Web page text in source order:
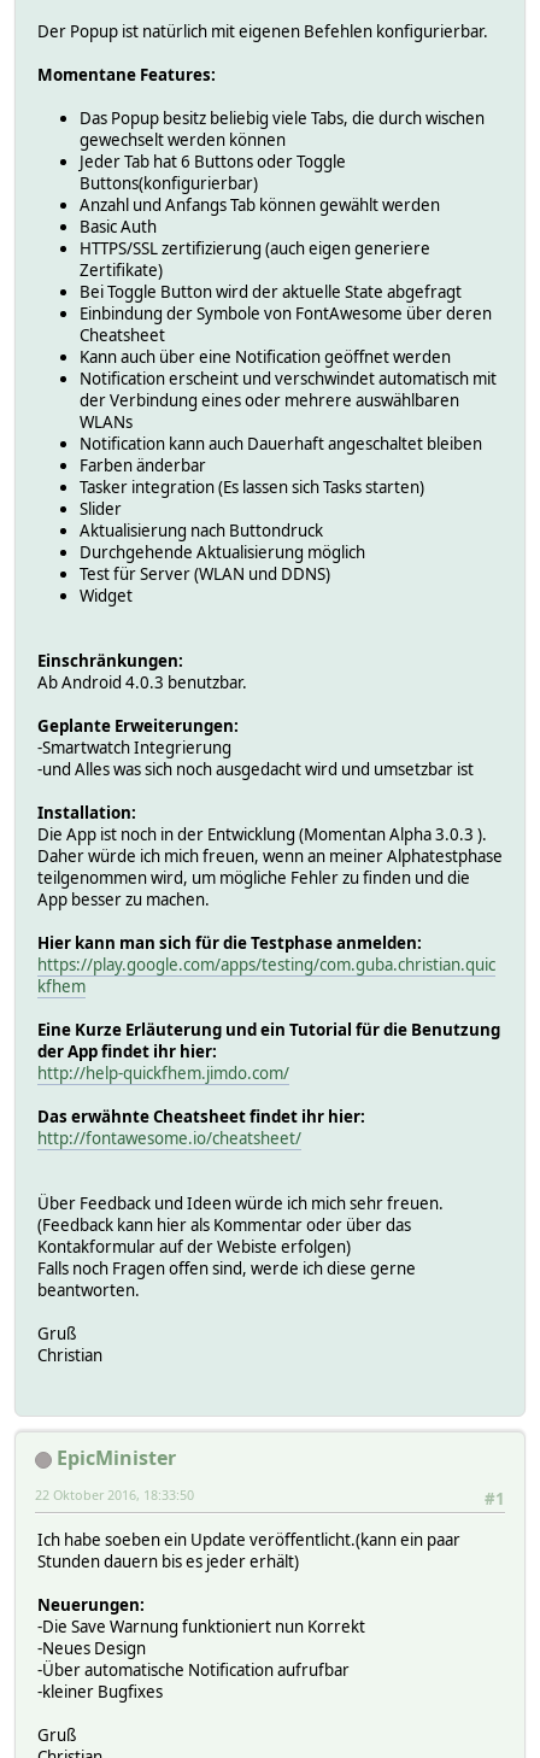
Der Popup ist natürlich mit eigenen Befehlen konfigurierbar.
Momentane Features:
Das Popup besitz beliebig viele Tabs, die durch wischen
gewechselt werden können
Jeder Tab hat 6 Buttons oder Toggle
Buttons(konfigurierbar)
Anzahl und Anfangs Tab können gewählt werden
Basic Auth
HTTPS/SSL zertifizierung (auch eigen generiere
Zertifikate)
Bei Toggle Button wird der aktuelle State abgefragt
Einbindung der Symbole von FontAwesome über deren
Cheatsheet
Kann auch über eine Notification geöffnet werden
Notification erscheint und verschwindet automatisch mit
der Verbindung eines oder mehrere auswählbaren
WLANs
Notification kann auch Dauerhaft angeschaltet bleiben
Farben änderbar
Tasker integration (Es lassen sich Tasks starten)
Slider
Aktualisierung nach Buttondruck
Durchgehende Aktualisierung möglich
Test für Server (WLAN und DDNS)
Widget
Einschränkungen:
Ab Android 4.0.3 benutzbar.
Geplante Erweiterungen:
-Smartwatch Integrierung
-und Alles was sich noch ausgedacht wird und umsetzbar ist
Installation:
Die App ist noch in der Entwicklung (Momentan Alpha 3.0.3 ).
Daher würde ich mich freuen, wenn an meiner Alphatestphase
teilgenommen wird, um mögliche Fehler zu finden und die
App besser zu machen.
Hier kann man sich für die Testphase anmelden:
https://play.google.com/apps/testing/com.guba.christian.quic
kfhem
Eine Kurze Erläuterung und ein Tutorial für die Benutzung
der App findet ihr hier:
http://help-quickfhem.jimdo.com/
Das erwähnte Cheatsheet findet ihr hier:
http://fontawesome.io/cheatsheet/
Über Feedback und Ideen würde ich mich sehr freuen.
(Feedback kann hier als Kommentar oder über das
Kontakformular auf der Webiste erfolgen)
Falls noch Fragen offen sind, werde ich diese gerne
beantworten.
Gruß
Christian
EpicMinister
#1
22 Oktober 2016, 18:33:50
Ich habe soeben ein Update veröffentlicht.(kann ein paar
Stunden dauern bis es jeder erhält)
Neuerungen:
-Die Save Warnung funktioniert nun Korrekt
-Neues Design
-Über automatische Notification aufrufbar
-kleiner Bugfixes
Gruß